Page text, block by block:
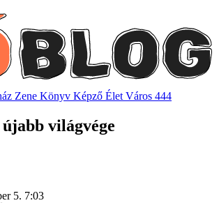
Zene Könyv Képző Élet Város 444
világvége
5. 7:03